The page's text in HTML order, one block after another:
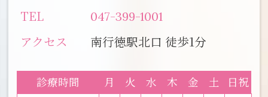
TEL
047-399-1001
アクセス 南行徳駅北口 徒歩1分
診療時間 月 火 水 木 金 土 日祝